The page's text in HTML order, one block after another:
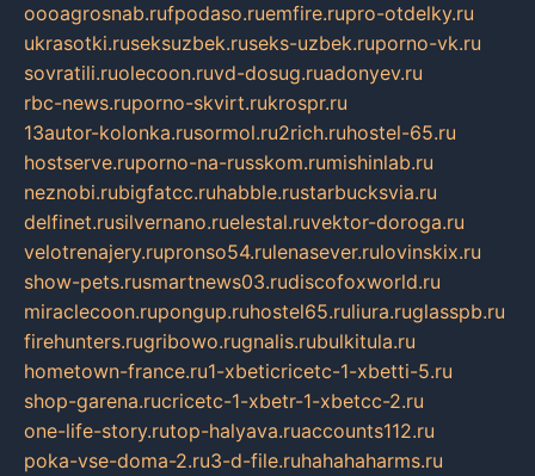
oooagrosnab.rufpodaso.ruemfire.rupro-otdelky.ru
ukrasotki.ruseksuzbek.ruseks-uzbek.ruporno-vk.ru
sovratili.ruolecoon.ruvd-dosug.ruadonyev.ru
rbc-news.ruporno-skvirt.rukrospr.ru
13autor-kolonka.rusormol.ru2rich.ruhostel-65.ru
hostserve.ruporno-na-russkom.rumishinlab.ru
neznobi.rubigfatcc.ruhabble.rustarbucksvia.ru
delfinet.rusilvernano.ruelestal.ruvektor-doroga.ru
velotrenajery.rupronso54.rulenasever.rulovinskix.ru
show-pets.rusmartnews03.rudiscofoxworld.ru
miraclecoon.rupongup.ruhostel65.ruliura.ruglasspb.ru
firehunters.rugribowo.rugnalis.rubulkitula.ru
hometown-france.ru1-xbeticricetc-1-xbetti-5.ru
shop-garena.rucricetc-1-xbetr-1-xbetcc-2.ru
one-life-story.rutop-halyava.ruaccounts112.ru
poka-vse-doma-2.ru3-d-file.ruhahahaharms.ru